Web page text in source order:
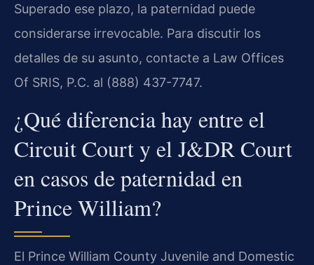
Superado ese plazo, la paternidad puede
considerarse irrevocable. Para discutir los
detalles de su asunto, contacte a Law Offices
Of SRIS, P.C. al (888) 437-7747.
¿Qué diferencia hay entre el
Circuit Court y el J&DR Court
en casos de paternidad en
Prince William?
El Prince William County Juvenile and Domestic